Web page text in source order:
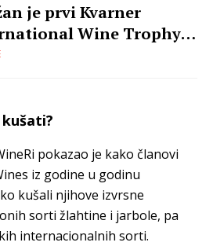
je prvi Kvarner
Wine Trophy -
koja su vina najbolja
pokazao je kako članovi
iz godine u godinu
kušali njihove izvrsne
sorti žlahtine i jarbole, pa
internacionalnih sorti.